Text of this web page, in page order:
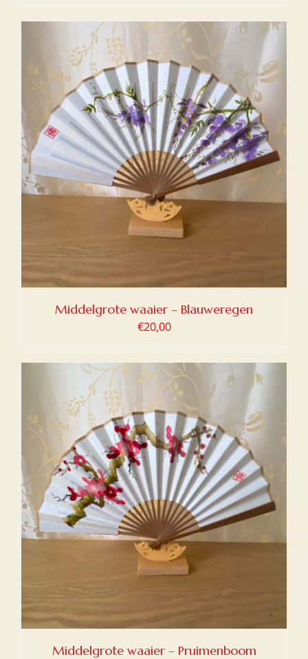
Middelgrote waaier – Blauweregen
€20,00
Middelgrote waaier – Pruimenboom